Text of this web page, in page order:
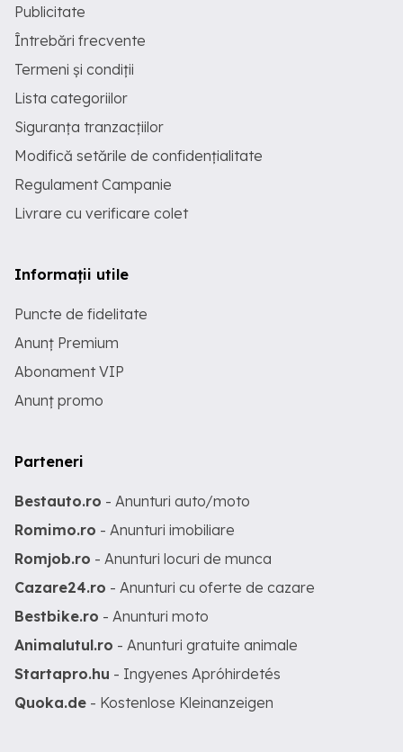
Publicitate
Întrebări frecvente
Termeni și condiții
Lista categoriilor
Siguranța tranzacțiilor
Modifică setările de confidențialitate
Regulament Campanie
Livrare cu verificare colet
Informații utile
Puncte de fidelitate
Anunț Premium
Abonament VIP
Anunț promo
Parteneri
Bestauto.ro - Anunturi auto/moto
Romimo.ro - Anunturi imobiliare
Romjob.ro - Anunturi locuri de munca
Cazare24.ro - Anunturi cu oferte de cazare
Bestbike.ro - Anunturi moto
Animalutul.ro - Anunturi gratuite animale
Startapro.hu - Ingyenes Apróhirdetés
Quoka.de - Kostenlose Kleinanzeigen